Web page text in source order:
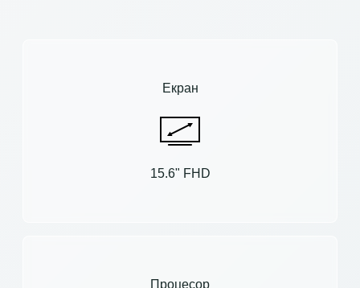
Екран
15.6" FHD
Процесор